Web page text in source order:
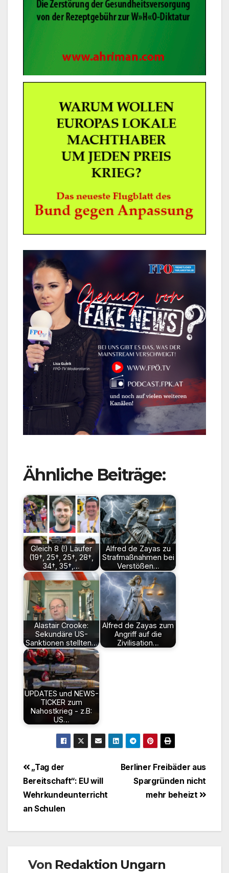
Ähnliche Beiträge:
Gleich 8 (!) Läufer
(19†, 25†, 25†, 28†,
34†, 35†,…
Alfred de Zayas zu
Strafmaßnahmen bei
Verstößen…
Alastair Crooke:
Sekundäre US-
Sanktionen stellten…
Alfred de Zayas zum
Angriff auf die
Zivilisation…
UPDATES und NEWS-
TICKER zum
Nahostkrieg - z.B:
US…
Beitragsnavigation
Berliner Freibäder aus
Spargründen nicht
mehr beheizt
„Tag der
Bereitschaft“: EU will
Wehrkundeunterricht
an Schulen
Von Redaktion Ungarn